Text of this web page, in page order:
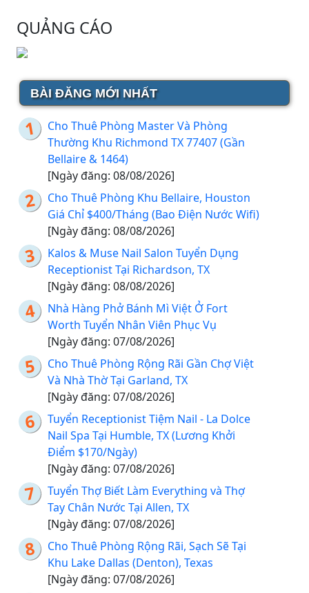
QUẢNG CÁO
BÀI ĐĂNG MỚI NHẤT
Cho Thuê Phòng Master Và Phòng
Thường Khu Richmond TX 77407 (Gần
Bellaire & 1464)
[Ngày đăng: 08/08/2026]
Cho Thuê Phòng Khu Bellaire, Houston
Giá Chỉ $400/Tháng (Bao Điện Nước Wifi)
[Ngày đăng: 08/08/2026]
Kalos & Muse Nail Salon Tuyển Dụng
Receptionist Tại Richardson, TX
[Ngày đăng: 08/08/2026]
Nhà Hàng Phở Bánh Mì Việt Ở Fort
Worth Tuyển Nhân Viên Phục Vụ
[Ngày đăng: 07/08/2026]
Cho Thuê Phòng Rộng Rãi Gần Chợ Việt
Và Nhà Thờ Tại Garland, TX
[Ngày đăng: 07/08/2026]
Tuyển Receptionist Tiệm Nail - La Dolce
Nail Spa Tại Humble, TX (Lương Khởi
Điểm $170/Ngày)
[Ngày đăng: 07/08/2026]
Tuyển Thợ Biết Làm Everything và Thợ
Tay Chân Nước Tại Allen, TX
[Ngày đăng: 07/08/2026]
Cho Thuê Phòng Rộng Rãi, Sạch Sẽ Tại
Khu Lake Dallas (Denton), Texas
[Ngày đăng: 07/08/2026]